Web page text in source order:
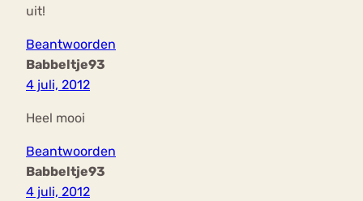
uit!
Beantwoorden
Babbeltje93
4 juli, 2012
Heel mooi
Beantwoorden
Babbeltje93
4 juli, 2012